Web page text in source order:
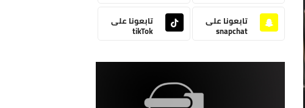
تابعونا على
snapchat
تابعونا على
tikTok